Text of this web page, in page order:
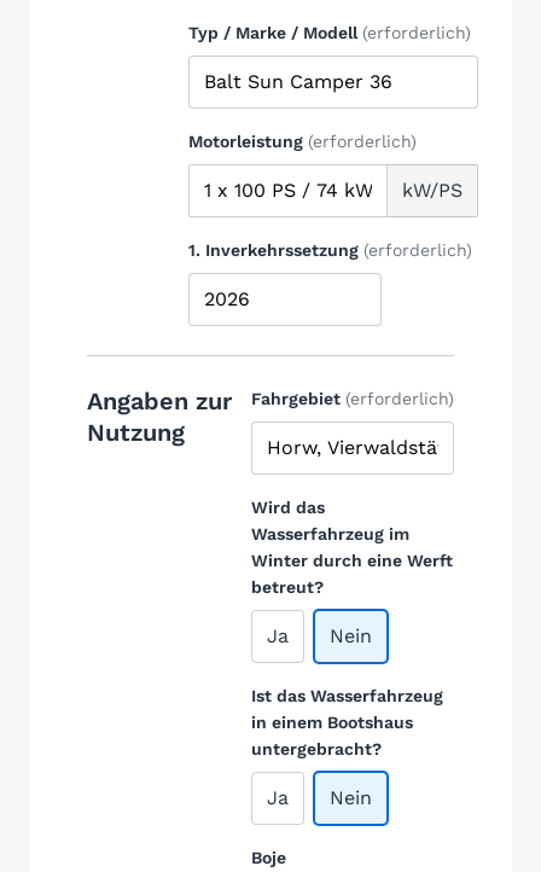
Typ / Marke / Modell (erforderlich)
Motorleistung (erforderlich)
kW/PS
1. Inverkehrssetzung (erforderlich)
Angaben zur
Nutzung
Fahrgebiet (erforderlich)
Wird das
Wasserfahrzeug im
Winter durch eine Werft
betreut?
Ja Nein
Ist das Wasserfahrzeug
in einem Bootshaus
untergebracht?
Ja Nein
Boje